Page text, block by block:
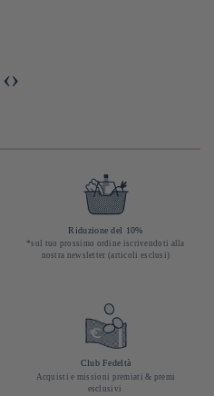
‹›
Riduzione del 10%
*sul tuo prossimo ordine iscrivendoti alla
nostra newsletter (articoli esclusi)
Club Fedeltà
Acquisti e missioni premiati & premi
esclusivi